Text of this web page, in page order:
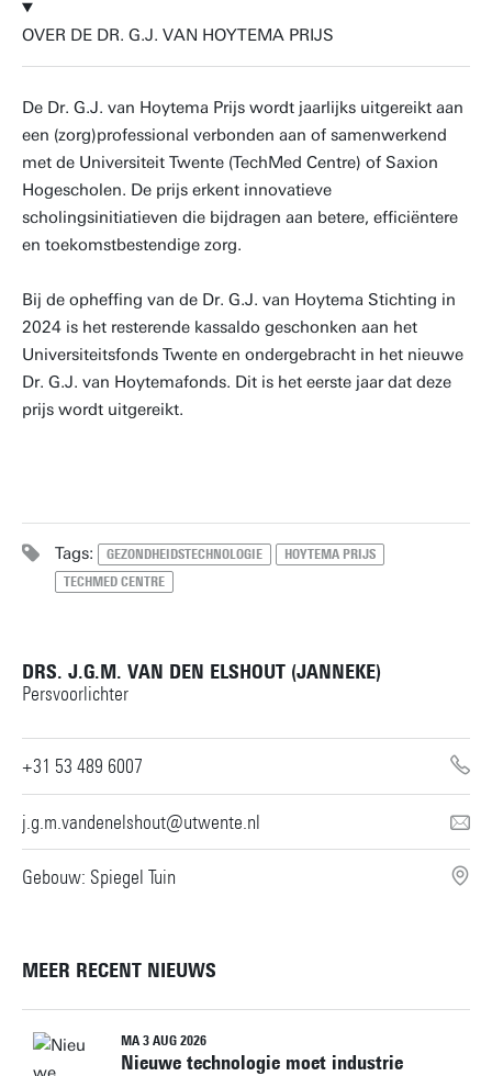
OVER DE DR. G.J. VAN HOYTEMA PRIJS
De Dr. G.J. van Hoytema Prijs wordt jaarlijks uitgereikt aan
een (zorg)professional verbonden aan of samenwerkend
met de Universiteit Twente (TechMed Centre) of Saxion
Hogescholen. De prijs erkent innovatieve
scholingsinitiatieven die bijdragen aan betere, efficiëntere
en toekomstbestendige zorg.
Bij de opheffing van de Dr. G.J. van Hoytema Stichting in
2024 is het resterende kassaldo geschonken aan het
Universiteitsfonds Twente en ondergebracht in het nieuwe
Dr. G.J. van Hoytemafonds. Dit is het eerste jaar dat deze
prijs wordt uitgereikt.
Tags: GEZONDHEIDSTECHNOLOGIE
HOYTEMA PRIJS
TECHMED CENTRE
DRS. J.G.M. VAN DEN ELSHOUT (JANNEKE)
Persvoorlichter
+31 53 489 6007
j.g.m.vandenelshout@utwente.nl
Gebouw: Spiegel Tuin
MEER RECENT NIEUWS
MA 3 AUG 2026
Nieuwe technologie moet industrie